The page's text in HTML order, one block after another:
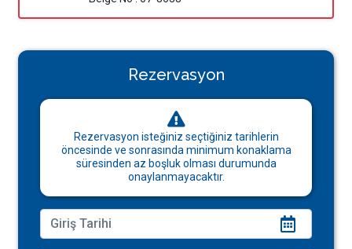
Rezervasyon
Rezervasyon isteğiniz seçtiğiniz tarihlerin
öncesinde ve sonrasında minimum konaklama
süresinden az boşluk olması durumunda
onaylanmayacaktır.